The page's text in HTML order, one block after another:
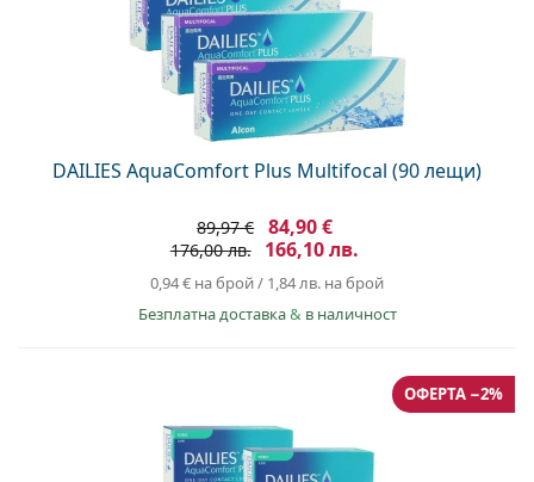
DAILIES AquaComfort Plus Multifocal (90 лещи)
89,97 € 84,90 €
176,00 лв. 166,10 лв.
0,94 € на брой/ 1,84 лв. на брой
Безплатна доставка& в наличност
ОФЕРТА −2%